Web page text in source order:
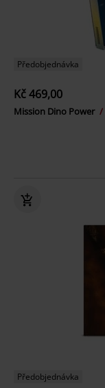
Předobjednávka
Kč 469,00
Mission Dino Power
Předobjednávka